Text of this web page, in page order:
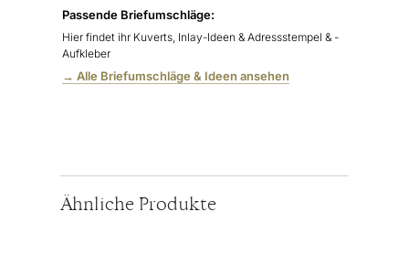
Passende Briefumschläge:
Hier findet ihr Kuverts, Inlay-Ideen & Adressstempel & -
Aufkleber
→ Alle Briefumschläge & Ideen ansehen
Ähnliche Produkte